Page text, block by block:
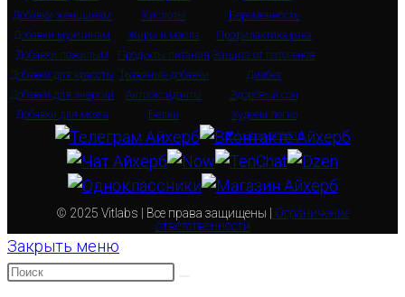
Добавки женщинам
Добавки мужчинам
Добавки пожилым
Добавки для красоты
Добавки для энергии
Добавки для мозга
Кислоты
Жиры и масла
Продукты питания
Травяные добавки
Антиоксиданты
Белки
Беременность
Профилактика рака
Защита от патогенов
Диабет
Здоровый сон
Худеем легко
❤ Наш магазин
© 2025 Vitlabs | Все права защищены | Ограничение
ответственности
Закрыть меню